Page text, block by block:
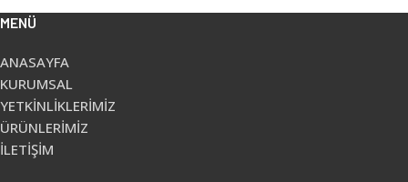
MENÜ
ANASAYFA
KURUMSAL
YETKİNLİKLERİMİZ
ÜRÜNLERİMİZ
İLETİŞİM